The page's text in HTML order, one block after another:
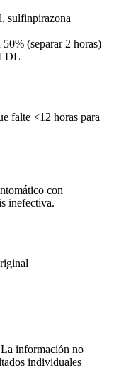
sulfinpirazona
(separar 2 horas)
falte <12 horas para
con
inefectiva.
información no
individuales